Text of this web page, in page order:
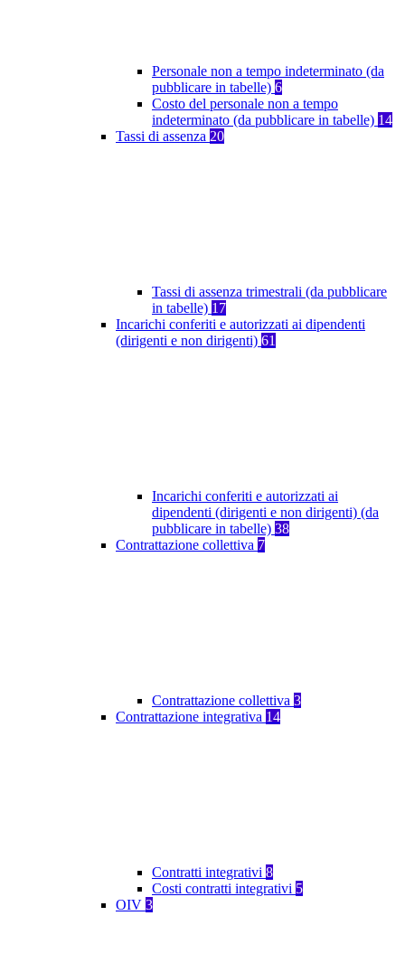
Personale non a tempo indeterminato (da
pubblicare in tabelle) 6
Costo del personale non a tempo
indeterminato (da pubblicare in tabelle) 14
Tassi di assenza 20
Tassi di assenza trimestrali (da pubblicare
in tabelle) 17
Incarichi conferiti e autorizzati ai dipendenti
(dirigenti e non dirigenti) 61
Incarichi conferiti e autorizzati ai
dipendenti (dirigenti e non dirigenti) (da
pubblicare in tabelle) 38
Contrattazione collettiva 7
Contrattazione collettiva 3
Contrattazione integrativa 14
Contratti integrativi 8
Costi contratti integrativi 5
OIV 3